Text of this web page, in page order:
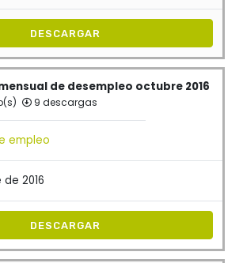
DESCARGAR
de desempleo octubre 2016
9 descargas
empleo
2016
DESCARGAR